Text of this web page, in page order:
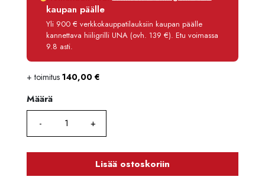
Korko
Käsittelymaksu
3,90 €/kk
Maksettava yhteensä
3 736,80 €
kaupan päälle
Yli 900 € verkkokauppatilauksiin kaupan päälle
kannettava hiiligrilli UNA (ovh. 139 €). Etu voimassa
9.8 asti.
+ toimitus 140,00 €
Määrä
Määrä
Lisää ostoskoriin